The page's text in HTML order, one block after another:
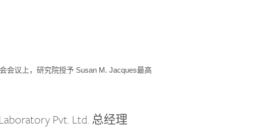
会议上，研究院授予 Susan M. Jacques最高
Pvt. Ltd. 总经理